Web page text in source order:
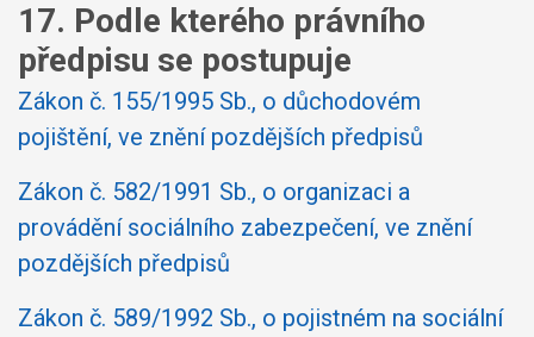
17. Podle kterého právního
předpisu se postupuje
Zákon č. 155/1995 Sb., o důchodovém
pojištění, ve znění pozdějších předpisů
Zákon č. 582/1991 Sb., o organizaci a
provádění sociálního zabezpečení, ve znění
pozdějších předpisů
Zákon č. 589/1992 Sb., o pojistném na sociální